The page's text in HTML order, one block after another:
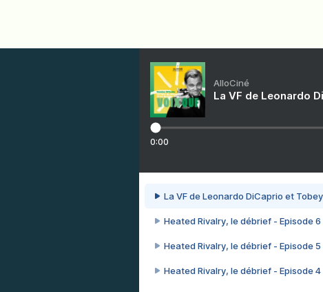
AlloCiné
La VF de Leonardo
0:00
La VF de Leonardo DiCaprio et
Heated Rivalry, le débrief - Episode 6
Heated Rivalry, le débrief - Episode 5
Heated Rivalry, le débrief - Episode 4